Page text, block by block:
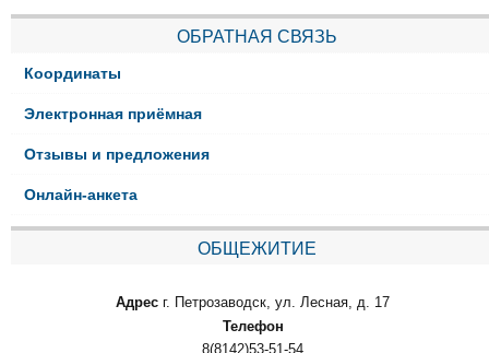
ОБРАТНАЯ СВЯЗЬ
Координаты
Электронная приёмная
Отзывы и предложения
Онлайн-анкета
ОБЩЕЖИТИЕ
Адрес г. Петрозаводск, ул. Лесная, д. 17
Телефон
8(8142)53-51-54